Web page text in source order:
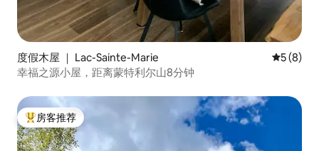
度假木屋 ｜ Lac-Sainte-Marie 平均评分
5 (8)
幸福之源小屋，距离蒙特利尔山8分钟
热门「房客推荐」
房客推荐